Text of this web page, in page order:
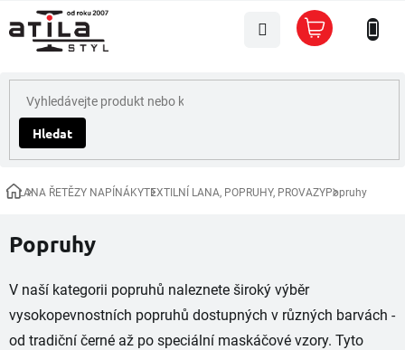
na
obsah
Hledat
Nákupní
košík
DomůLANA ŘETĚZY NAPÍNÁKYTEXTILNÍ LANA, POPRUHY, PROVAZYPopruhy
Popruhy
V naší kategorii popruhů naleznete široký výběr
vysokopevnostních popruhů dostupných v různých barvách -
od tradiční černé až po speciální maskáčové vzory. Tyto